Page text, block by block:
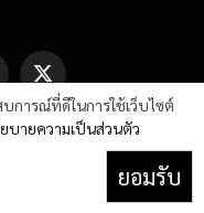
X
(Twitter)
ารณ์ที่ดีในการใช้เว็บไซต์
บายความเป็นส่วนตัว
ยอมรับ